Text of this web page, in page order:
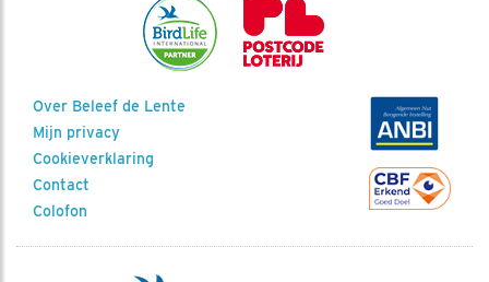
Over Beleef de Lente
Mijn privacy
Cookieverklaring
Contact
Colofon